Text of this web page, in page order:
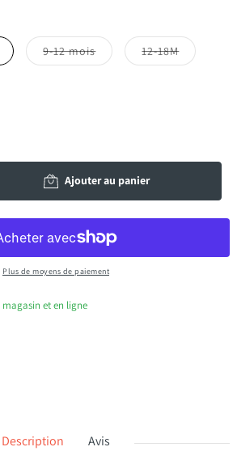
9-12 mois 12-18M
Ajouter au panier
Plus de moyens de paiement
magasin et en ligne
nouvelle fenêtre.
Facebook
une nouvelle fenêtre.
sur Pinterest
dans une nouvelle fenêtre.
Description Avis